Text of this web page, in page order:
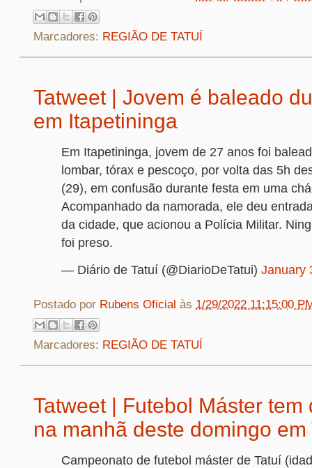
Marcadores: REGIÃO DE TATUÍ
Tatweet | Jovem é baleado
em Itapetininga
Em Itapetininga, jovem de 27 anos foi
lombar, tórax e pescoço, por volta das 5h
(29), em confusão durante festa em uma
Acompanhado da namorada, ele deu
da cidade, que acionou a Polícia Militar.
foi preso.
— Diário de Tatuí (@DiarioDeTatui) January
Postado por Rubens Oficial às 1/29/2022 11:15:00
Marcadores: REGIÃO DE TATUÍ
Tatweet | Futebol Máster tem
na manhã deste domingo em
Campeonato de futebol máster de Tatuí